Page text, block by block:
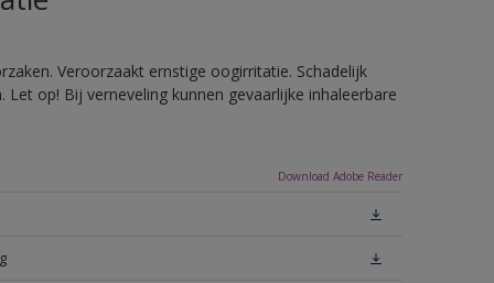
Veroorzaakt ernstige oogirritatie. Schadelijk
op! Bij verneveling kunnen gevaarlijke inhaleerbare
Download Adobe Reader